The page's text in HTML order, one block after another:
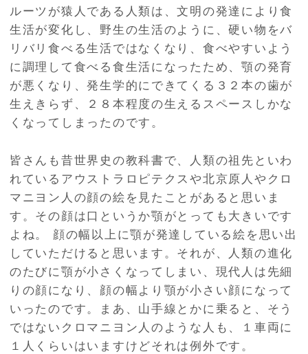
ルーツが猿人である人類は、文明の発達により食
生活が変化し、野生の生活のように、硬い物をバ
リバリ食べる生活ではなくなり、食べやすいよう
に調理して食べる食生活になったため、顎の発育
が悪くなり、発生学的にできてくる３２本の歯が
生えきらず、２８本程度の生えるスペースしかな
くなってしまったのです。
皆さんも昔世界史の教科書で、人類の祖先といわ
れているアウストラロピテクスや北京原人やクロ
マニヨン人の顔の絵を見たことがあると思いま
す。その顔は口というか顎がとっても大きいです
よね。 顔の幅以上に顎が発達している絵を思い出
していただけると思います。それが、人類の進化
のたびに顎が小さくなってしまい、現代人は先細
りの顔になり、顔の幅より顎が小さい顔になって
いったのです。まあ、山手線とかに乗ると、そう
ではないクロマニヨン人のような人も、１車両に
１人くらいはいますけどそれは例外です。